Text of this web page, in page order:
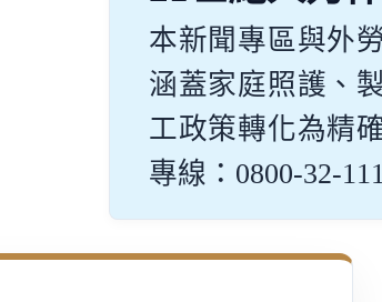
本新聞專區與外
涵蓋家庭照護、
工政策轉化為精
專線：0800-32-